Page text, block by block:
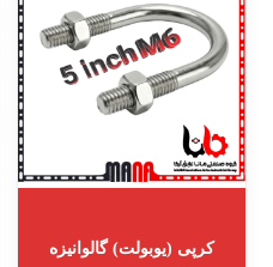
کرپی (یوبولت) گالوانیزه